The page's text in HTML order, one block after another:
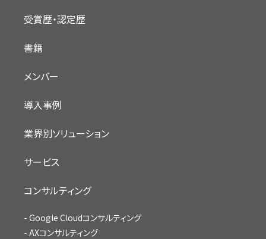
受賞歴・認定歴
書籍
メンバー
導入事例
業界別ソリューション
サービス
コンサルティング
Google Cloudコンサルティング
AXコンサルティング